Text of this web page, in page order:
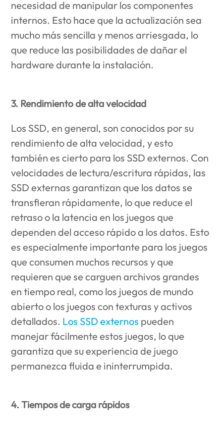
necesidad de manipular los componentes
internos. Esto hace que la actualización sea
mucho más sencilla y menos arriesgada, lo
que reduce las posibilidades de dañar el
hardware durante la instalación.
3. Rendimiento de alta velocidad
Los SSD, en general, son conocidos por su
rendimiento de alta velocidad, y esto
también es cierto para los SSD externos. Con
velocidades de lectura/escritura rápidas, las
SSD externas garantizan que los datos se
transfieran rápidamente, lo que reduce el
retraso o la latencia en los juegos que
dependen del acceso rápido a los datos. Esto
es especialmente importante para los juegos
que consumen muchos recursos y que
requieren que se carguen archivos grandes
en tiempo real, como los juegos de mundo
abierto o los juegos con texturas y activos
detallados. Los SSD externos pueden
manejar fácilmente estos juegos, lo que
garantiza que su experiencia de juego
permanezca fluida e ininterrumpida.
4. Tiempos de carga rápidos